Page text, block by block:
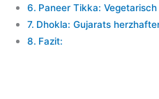
Paneer Tikka:
Dhokla: Gujarats
Fazit: